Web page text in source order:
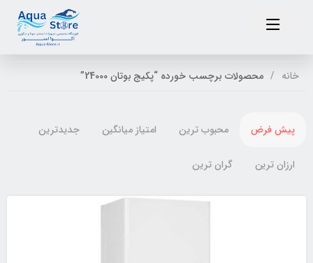
خانه محصولات برچسب خورده “پکیج بوتان 24000”
پیش فرض محبوب ترین امتیاز میانگین جدیدترین
ارزان ترین گران ترین